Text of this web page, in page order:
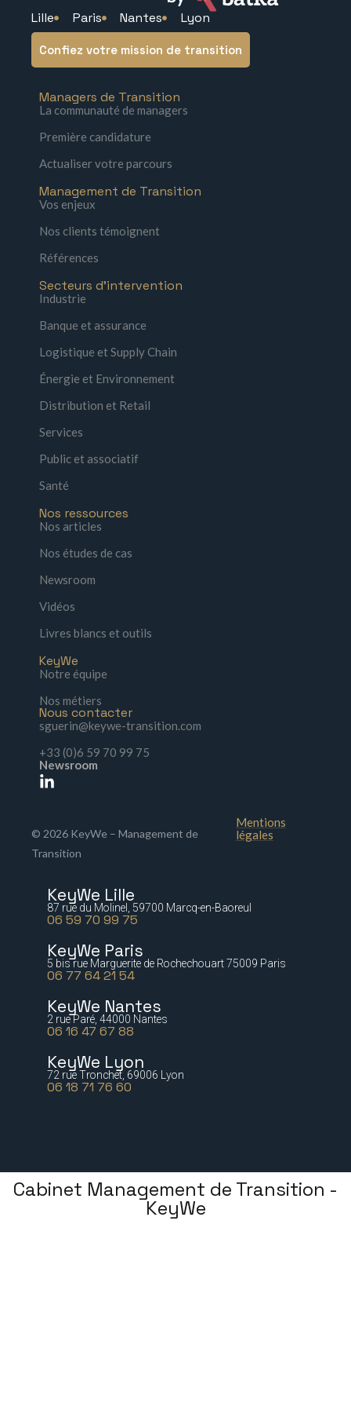
Lille Paris Nantes Lyon
Confiez votre mission de transition
Managers de Transition
La communauté de managers
Première candidature
Actualiser votre parcours
Management de Transition
Vos enjeux
Nos clients témoignent
Références
Secteurs d'intervention
Industrie
Banque et assurance
Logistique et Supply Chain
Énergie et Environnement
Distribution et Retail
Services
Public et associatif
Santé
Nos ressources
Nos articles
Nos études de cas
Newsroom
Vidéos
Livres blancs et outils
KeyWe
Notre équipe
Nos métiers
Nous contacter
sguerin@keywe-transition.com
+33 (0)6 59 70 99 75
Newsroom
© 2026 KeyWe – Management de
Transition
Mentions
légales
KeyWe Lille
87 rue du Molinel, 59700 Marcq-en-Baoreul
06 59 70 99 75
KeyWe Paris
5 bis rue Marguerite de Rochechouart 75009 Paris
06 77 64 21 54
KeyWe Nantes
2 rue Paré, 44000 Nantes
06 16 47 67 88
KeyWe Lyon
72 rue Tronchet, 69006 Lyon
06 18 71 76 60
Cabinet Management de Transition -
KeyWe